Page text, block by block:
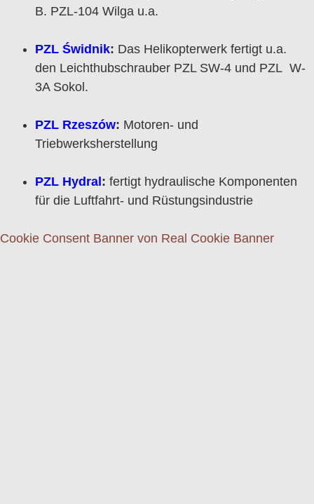
B. PZL-104 Wilga u.a.
PZL Świdnik: Das Helikopterwerk fertigt u.a.
den Leichthubschrauber PZL SW-4 und PZL W-
3A Sokol.
PZL Rzeszów: Motoren- und
Triebwerksherstellung
PZL Hydral: fertigt hydraulische Komponenten
für die Luftfahrt- und Rüstungsindustrie
Cookie Consent Banner von Real Cookie Banner